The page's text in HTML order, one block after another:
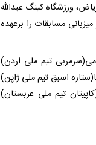
ورزشگاه‌ کینگ عبدالله
مسابقات را برعهده
تیم ملی اردن)
اسبق تیم ملی ژاپن)
تیم ملی عربستان)